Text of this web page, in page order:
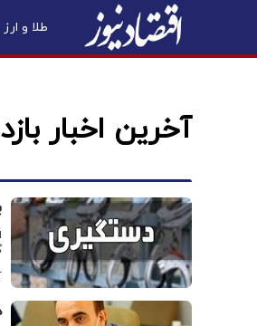
طلا و ارز
آخرین اخبار